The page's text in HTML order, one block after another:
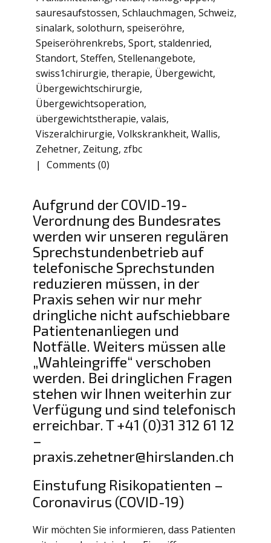
sauresaufstossen, Schlauchmagen, Schweiz,
sinalark, solothurn, speiseröhre,
Speiseröhrenkrebs, Sport, staldenried,
Standort, Steffen, Stellenangebote,
swiss1chirurgie, therapie, Übergewicht,
Übergewichtschirurgie,
Übergewichtsoperation,
übergewichtstherapie, valais,
Viszeralchirurgie, Volkskrankheit, Wallis,
Zehetner, Zeitung, zfbc
Comments (0)
Aufgrund der COVID-19-
Verordnung des Bundesrates
werden wir unseren regulären
Sprechstundenbetrieb auf
telefonische Sprechstunden
reduzieren müssen, in der
Praxis sehen wir nur mehr
dringliche nicht aufschiebbare
Patientenanliegen und
Notfälle. Weiters müssen alle
„Wahleingriffe“ verschoben
werden. Bei dringlichen Fragen
stehen wir Ihnen weiterhin zur
Verfügung und sind telefonisch
erreichbar. T +41 (0)31 312 61 12
–
praxis.zehetner@hirslanden.ch
Einstufung Risikopatienten –
Coronavirus (COVID-19)
Wir möchten Sie informieren, dass Patienten